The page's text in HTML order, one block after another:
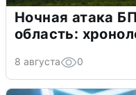
Ночная атака
область:
8 августа 0